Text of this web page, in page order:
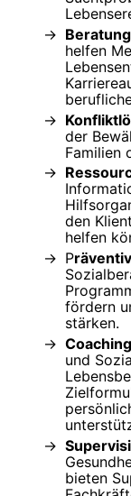
helfen
der
Familien
den
helfen
P
fördern
stärken.
und
bieten